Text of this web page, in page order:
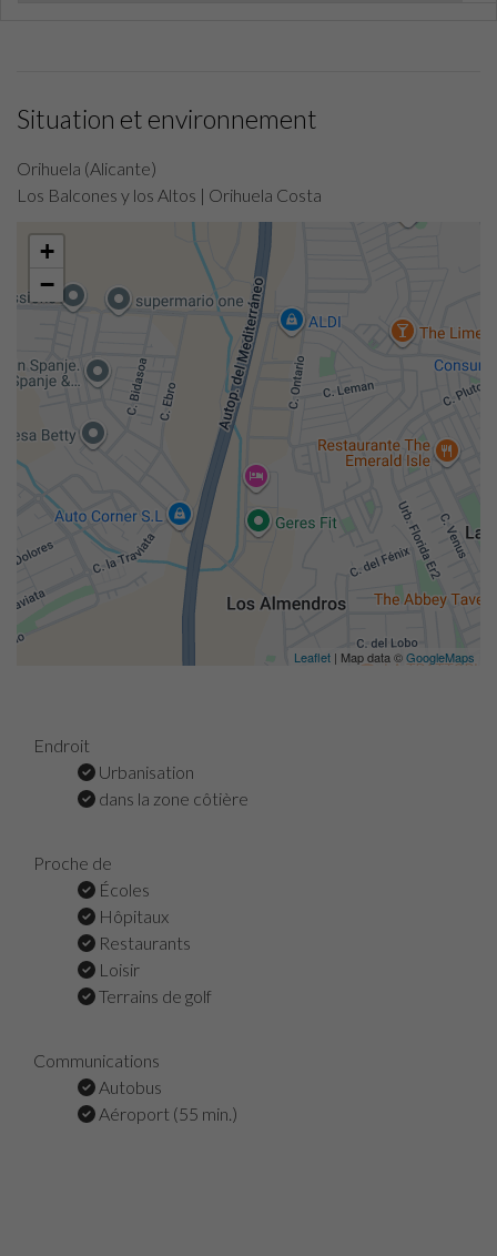
Situation et environnement
Orihuela (Alicante)
Los Balcones y los Altos | Orihuela Costa
+
−
Leaflet | Map data ©GoogleMaps
Endroit
Urbanisation
dans la zone côtière
Proche de
Écoles
Hôpitaux
Restaurants
Loisir
Terrains de golf
Communications
Autobus
Aéroport (55 min.)